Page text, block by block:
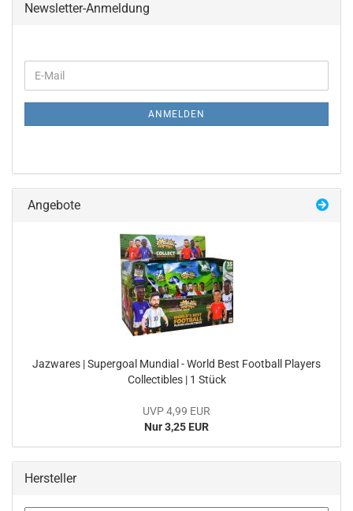
Newsletter-Anmeldung
ZUR
E-
Mail
ANMELDEN
Angebote
Jaz­wa­res | Su­per­goal Mun­di­al - World Best Foot­ball Play­ers
Collec­ti­bles | 1 Stück
UVP 4,99 EUR
Nur 3,25 EUR
Hersteller